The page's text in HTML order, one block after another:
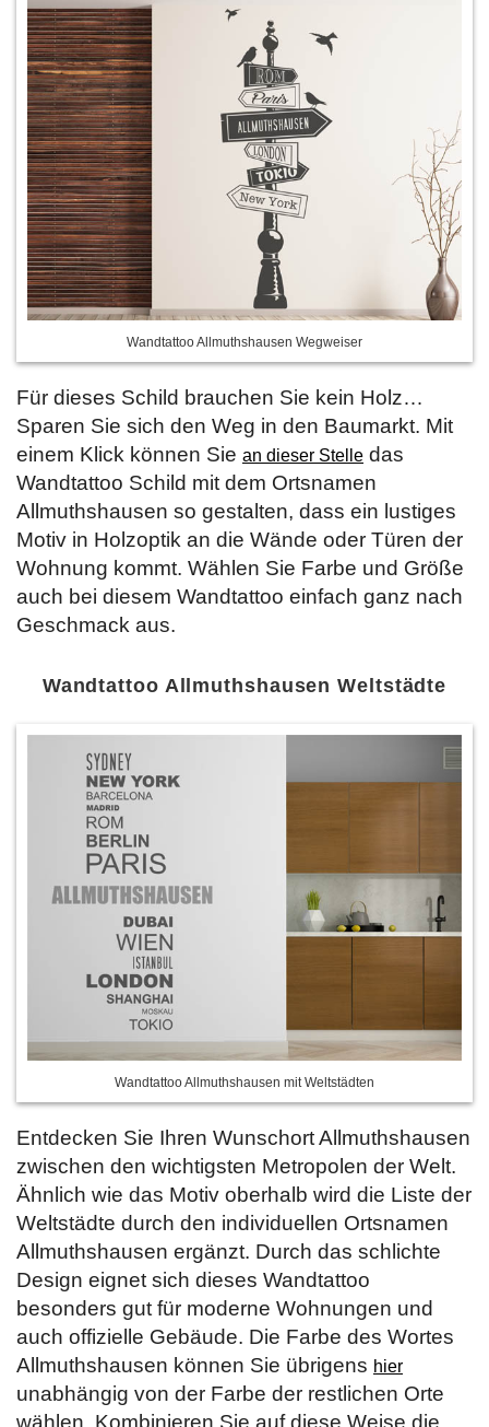
Wandtattoo Allmuthshausen Wegweiser
Für dieses Schild brauchen Sie kein Holz…
Sparen Sie sich den Weg in den Baumarkt. Mit
einem Klick können Sie an dieser Stelle das
Wandtattoo Schild mit dem Ortsnamen
Allmuthshausen so gestalten, dass ein lustiges
Motiv in Holzoptik an die Wände oder Türen der
Wohnung kommt. Wählen Sie Farbe und Größe
auch bei diesem Wandtattoo einfach ganz nach
Geschmack aus.
Wandtattoo Allmuthshausen Weltstädte
Wandtattoo Allmuthshausen mit Weltstädten
Entdecken Sie Ihren Wunschort Allmuthshausen
zwischen den wichtigsten Metropolen der Welt.
Ähnlich wie das Motiv oberhalb wird die Liste der
Weltstädte durch den individuellen Ortsnamen
Allmuthshausen ergänzt. Durch das schlichte
Design eignet sich dieses Wandtattoo
besonders gut für moderne Wohnungen und
auch offizielle Gebäude. Die Farbe des Wortes
Allmuthshausen können Sie übrigens hier
unabhängig von der Farbe der restlichen Orte
wählen. Kombinieren Sie auf diese Weise die